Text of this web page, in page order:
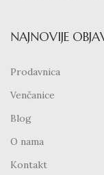
NAJNOVIJE
Prodavnica
Venčanice
Blog
O nama
Kontakt